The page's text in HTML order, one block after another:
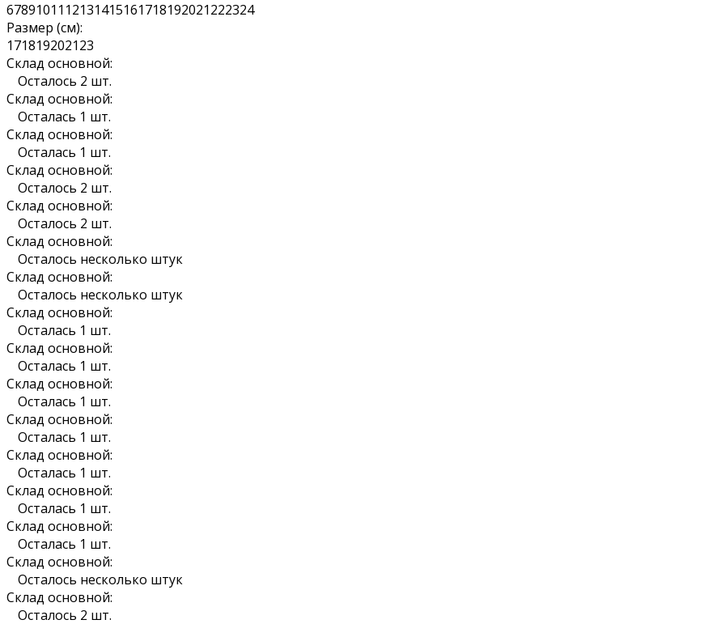
67891011 12131415161718192021222324
Размер (см):
171819202123
Склад основной:
Осталось 2 шт.
Склад основной:
Осталась 1 шт.
Склад основной:
Осталась 1 шт.
Склад основной:
Осталось 2 шт.
Склад основной:
Осталось 2 шт.
Склад основной:
Осталось несколько штук
Склад основной:
Осталось несколько штук
Склад основной:
Осталась 1 шт.
Склад основной:
Осталась 1 шт.
Склад основной:
Осталась 1 шт.
Склад основной:
Осталась 1 шт.
Склад основной:
Осталась 1 шт.
Склад основной:
Осталась 1 шт.
Склад основной:
Осталась 1 шт.
Склад основной:
Осталось несколько штук
Склад основной:
Осталось 2 шт.